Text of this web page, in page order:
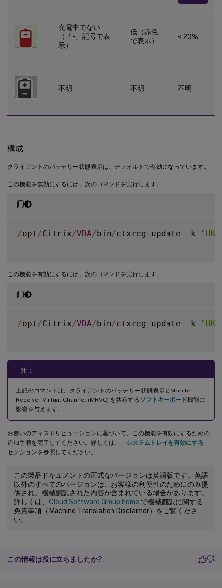
充電中でない
（「-」記号で表
示）
低（赤色
で表示）
< 20%
不明 不明 不明
構成
クライアントのバッテリー状態表示は、デフォルトで有効になっています。
この機能を無効にするには、次のコマンドを実行します。
/opt/Citrix/VDA/bin/ctxreg update - k
この機能を有効にするには、次のコマンドを実行します。
/opt/Citrix/VDA/bin/ctxreg update - k
注：
上記のコマンドは、クライアントのバッテリー状態表示とMobile
Receiver Virtual Channel (MRVC) を共有するソフトキーボード機能に
影響を与えます。
お使いのディストリビューションに基づいて、この機能を有効にするための
追加手順を完了してください。詳しくは、「 システムトレイを有効にする 」
セクションを参照してください。
この製品ドキュメントの正式なバージョンは英語版です。英語
以外のすべてのバージョンは、お客様の利便性のためにのみ提
供され、機械翻訳された内容が含まれている場合があります。
詳しくは、 Cloud Software Group home で機械翻訳に関する
免責事項（Machine Translation Disclaimer）をご覧くださ
い。
この情報は役に立ちましたか?